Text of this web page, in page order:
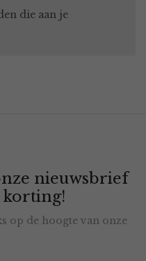
die aan je
nieuwsbrief
korting!
op de hoogte van onze